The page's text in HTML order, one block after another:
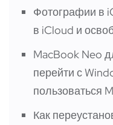
Фотографии в
в iCloud и
MacBook Neo
перейти с
пользоваться
Как